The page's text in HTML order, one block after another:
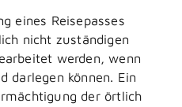
eines Reisepasses
nicht zuständigen
werden, wenn
darlegen können. Ein
der örtlich